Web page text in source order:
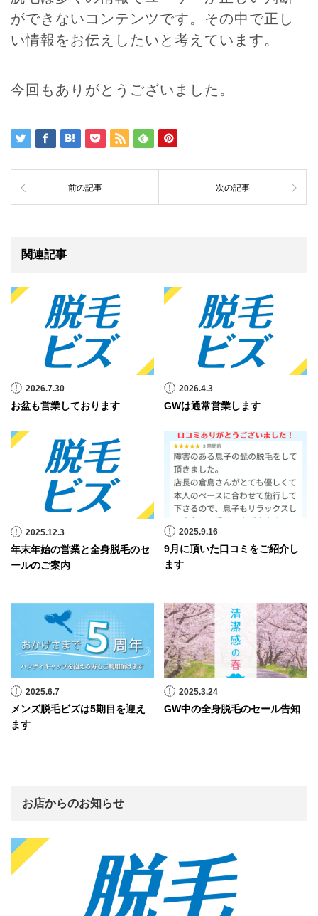
ができないコンテンツです。その中で正し
い情報をお伝えしたいと考えています。
今回もありがとうございました。
前の記事 次の記事
関連記事
2026.7.30
お盆も営業しております
2026.4.3
GWは通常営業します
2025.12.3
年末年始の営業と全身脱毛のセ
ールのご案内
2025.9.16
9月に頂いた口コミをご紹介し
ます
2025.6.7
メンズ脱毛ビズは5期目を迎え
ます
2025.3.24
GW中の全身脱毛のセール告知
お店からのお知らせ